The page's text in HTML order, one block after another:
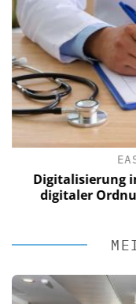
Digitalisierung
digitaler